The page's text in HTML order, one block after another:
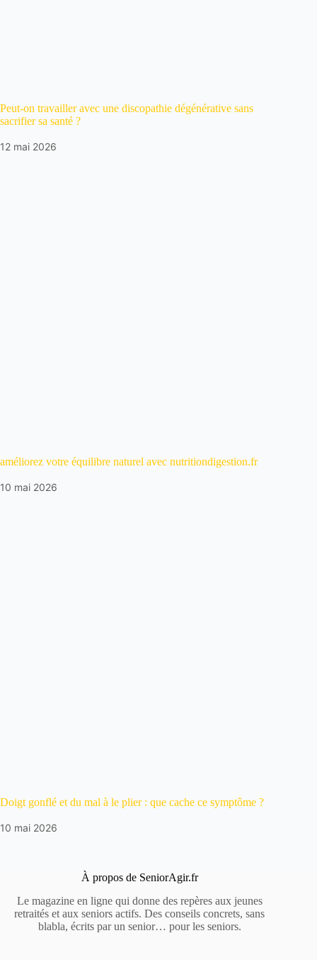
Peut-on travailler avec une discopathie dégénérative sans
sacrifier sa santé ?
12 mai 2026
améliorez votre équilibre naturel avec nutritiondigestion.fr
10 mai 2026
Doigt gonflé et du mal à le plier : que cache ce symptôme ?
10 mai 2026
À propos de SeniorAgir.fr
Le magazine en ligne qui donne des repères aux jeunes
retraités et aux seniors actifs. Des conseils concrets, sans
blabla, écrits par un senior… pour les seniors.